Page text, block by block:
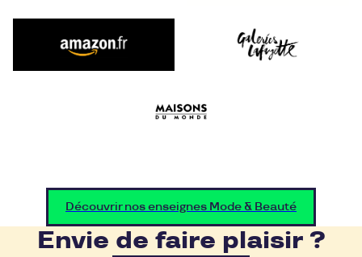
Découvrir nos enseignes Mode & Beauté
Envie de faire plaisir ?